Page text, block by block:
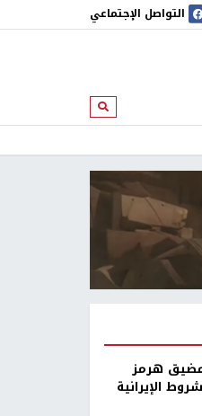
التواصل الإجتماعي
ابحث
مضيق هرمز
الإيرانية